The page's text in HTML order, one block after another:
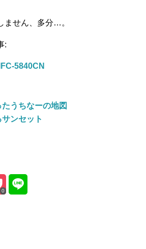
ません、多分…。
:
5840CN
うちなーの地図
ンセット
0